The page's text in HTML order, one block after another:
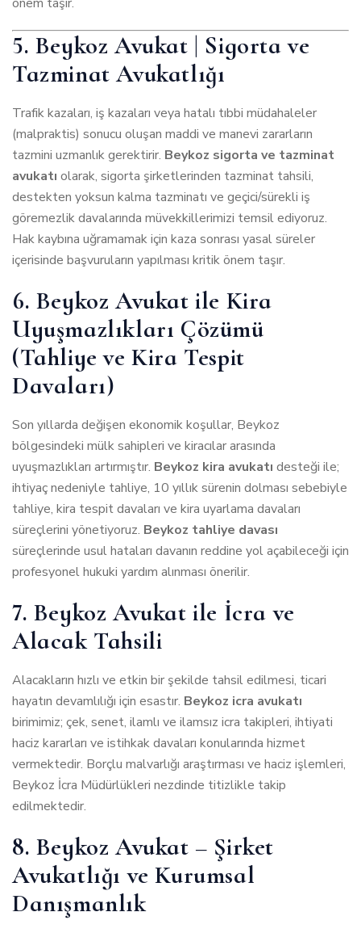
önem taşır.
5. Beykoz Avukat | Sigorta ve
Tazminat Avukatlığı
Trafik kazaları, iş kazaları veya hatalı tıbbi müdahaleler
(malpraktis) sonucu oluşan maddi ve manevi zararların
tazmini uzmanlık gerektirir. Beykoz sigorta ve tazminat
avukatı olarak, sigorta şirketlerinden tazminat tahsili,
destekten yoksun kalma tazminatı ve geçici/sürekli iş
göremezlik davalarında müvekkillerimizi temsil ediyoruz.
Hak kaybına uğramamak için kaza sonrası yasal süreler
içerisinde başvuruların yapılması kritik önem taşır.
6. Beykoz Avukat ile Kira
Uyuşmazlıkları Çözümü
(Tahliye ve Kira Tespit
Davaları)
Son yıllarda değişen ekonomik koşullar, Beykoz
bölgesindeki mülk sahipleri ve kiracılar arasında
uyuşmazlıkları artırmıştır. Beykoz kira avukatı desteği ile;
ihtiyaç nedeniyle tahliye, 10 yıllık sürenin dolması sebebiyle
tahliye, kira tespit davaları ve kira uyarlama davaları
süreçlerini yönetiyoruz. Beykoz tahliye davası
süreçlerinde usul hataları davanın reddine yol açabileceği için
profesyonel hukuki yardım alınması önerilir.
7. Beykoz Avukat ile İcra ve
Alacak Tahsili
Alacakların hızlı ve etkin bir şekilde tahsil edilmesi, ticari
hayatın devamlılığı için esastır. Beykoz icra avukatı
birimimiz; çek, senet, ilamlı ve ilamsız icra takipleri, ihtiyati
haciz kararları ve istihkak davaları konularında hizmet
vermektedir. Borçlu malvarlığı araştırması ve haciz işlemleri,
Beykoz İcra Müdürlükleri nezdinde titizlikle takip
edilmektedir.
8. Beykoz Avukat – Şirket
Avukatlığı ve Kurumsal
Danışmanlık